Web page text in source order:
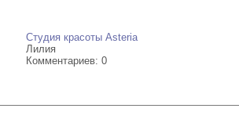
Студия красоты Asteria
Лилия
Комментариев: 0